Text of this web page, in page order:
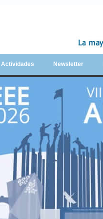
Newsletter